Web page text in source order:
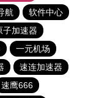
航
软件中心
子加速器
一元机场
速连加速器
速鹰666